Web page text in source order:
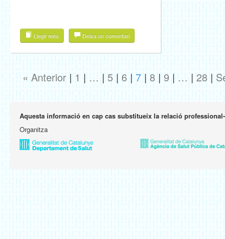
Llegir més Deixa un comentari
« Anterior | 1 | … | 5 | 6 | 7 | 8 | 9 | … | 28 |
Aquesta informació en cap cas substitueix la relació
Organitza